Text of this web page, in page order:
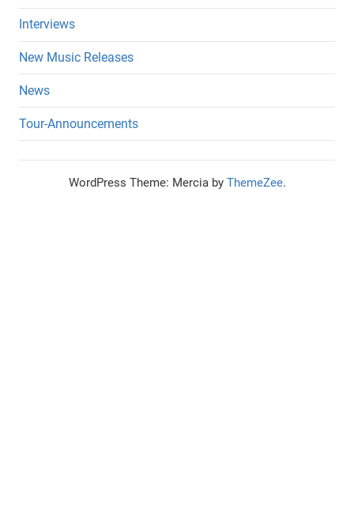
Interviews
New Music Releases
News
Tour-Announcements
WordPress Theme: Mercia by ThemeZee.